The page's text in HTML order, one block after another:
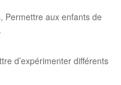
Permettre aux enfants de
d’expérimenter différents